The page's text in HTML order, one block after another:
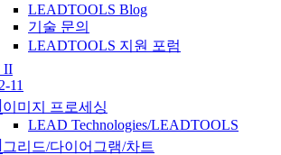
LEADTOOLS Blog
기술 문의
LEADTOOLS 지원 포럼
II
11
이미지 프로세싱
LEAD Technologies/LEADTOOLS
그리드/다이어그램/차트